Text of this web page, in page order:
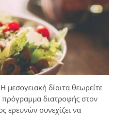
μεσογειακή δίαιτα θεωρείτε
πρόγραμμα διατροφής στον
ερευνών συνεχίζει να